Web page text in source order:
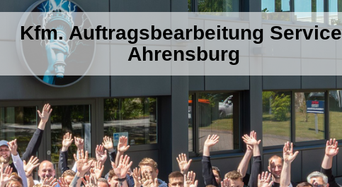
Kfm. Auftragsbearbeitung
Ahrensburg